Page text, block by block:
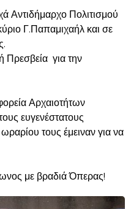
Αντιδήμαρχο Πολιτισμού
Γ.Παπαμιχαήλ και σε
Πρεσβεία για την
Αρχαιοτήτων
ευγενέστατους
τους έμειναν για να
με βραδιά Όπερας!